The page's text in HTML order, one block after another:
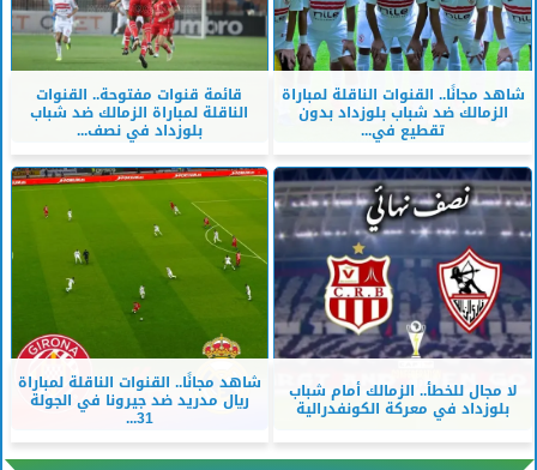
شاهد مجانًا.. القنوات الناقلة لمباراة
الزمالك ضد شباب بلوزداد بدون
تقطيع في...
قائمة قنوات مفتوحة.. القنوات
الناقلة لمباراة الزمالك ضد شباب
بلوزداد في نصف...
لا مجال للخطأ.. الزمالك أمام شباب
بلوزداد في معركة الكونفدرالية
شاهد مجانًا.. القنوات الناقلة لمباراة
ريال مدريد ضد جيرونا في الجولة
31...